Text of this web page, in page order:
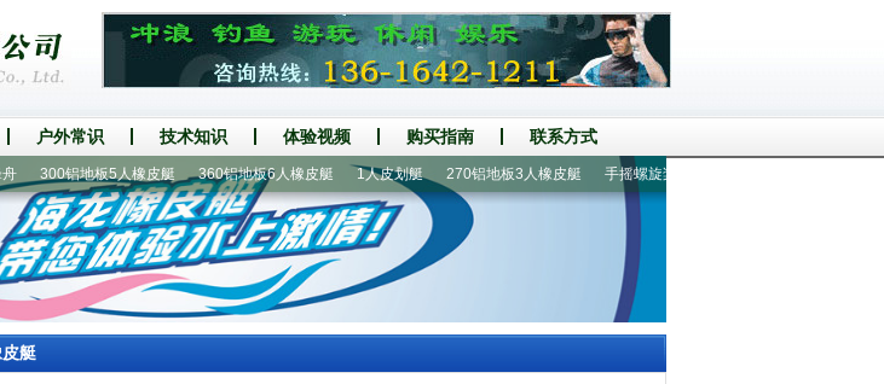
户外常识 技术知识 体验视频 购买指南 联系方式
300铝地板5人橡皮艇 360铝地板6人橡皮艇 1人皮划艇 270铝地板3人橡皮艇 手摇螺旋桨推进器
艇